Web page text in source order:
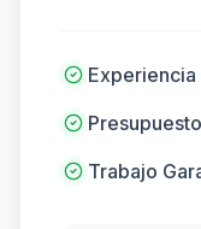
Trabajo